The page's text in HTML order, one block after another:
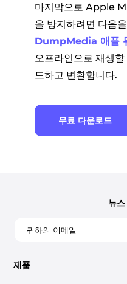
마지막으로 Apple
을 방지하려면 다음
DumpMedia 애플
오프라인으로 재생
드하고 변환합니다.
무료 다운로드
제품
뉴